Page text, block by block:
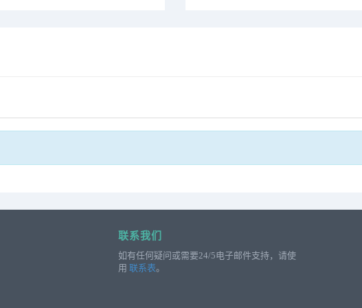
联系我们
如有任何疑问或需要24/5电子邮件支持，请使
用 联系表。